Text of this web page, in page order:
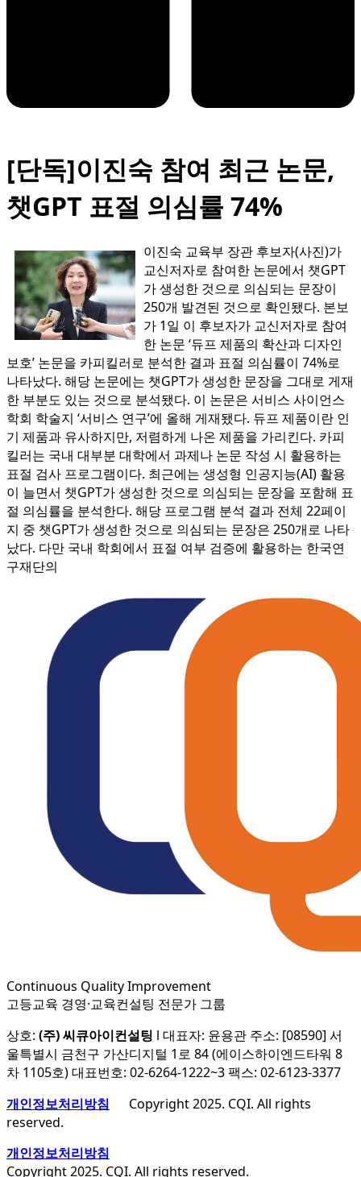
[단독]이진숙 참여 최근 논문,
챗GPT 표절 의심률 74%
이진숙 교육부 장관 후보자(사진)가
교신저자로 참여한 논문에서 챗GPT
가 생성한 것으로 의심되는 문장이
250개 발견된 것으로 확인됐다. 본보
가 1일 이 후보자가 교신저자로 참여
한 논문 ‘듀프 제품의 확산과 디자인
보호’ 논문을 카피킬러로 분석한 결과 표절 의심률이 74%로
나타났다. 해당 논문에는 챗GPT가 생성한 문장을 그대로 게재
한 부분도 있는 것으로 분석됐다. 이 논문은 서비스 사이언스
학회 학술지 ‘서비스 연구’에 올해 게재됐다. 듀프 제품이란 인
기 제품과 유사하지만, 저렴하게 나온 제품을 가리킨다. 카피
킬러는 국내 대부분 대학에서 과제나 논문 작성 시 활용하는
표절 검사 프로그램이다. 최근에는 생성형 인공지능(AI) 활용
이 늘면서 챗GPT가 생성한 것으로 의심되는 문장을 포함해 표
절 의심률을 분석한다. 해당 프로그램 분석 결과 전체 22페이
지 중 챗GPT가 생성한 것으로 의심되는 문장은 250개로 나타
났다. 다만 국내 학회에서 표절 여부 검증에 활용하는 한국연
구재단의
Continuous Quality Improvement
고등교육 경영·교육컨설팅 전문가 그룹
상호: (주) 씨큐아이컨설팅 l 대표자: 윤용관 주소: [08590] 서
울특별시 금천구 가산디지털 1로 84 (에이스하이엔드타워 8
차 1105호) 대표번호: 02-6264-1222~3 팩스: 02-6123-3377
개인정보처리방침 Copyright 2025. CQI. All rights
reserved.
개인정보처리방침
Copyright 2025. CQI. All rights reserved.